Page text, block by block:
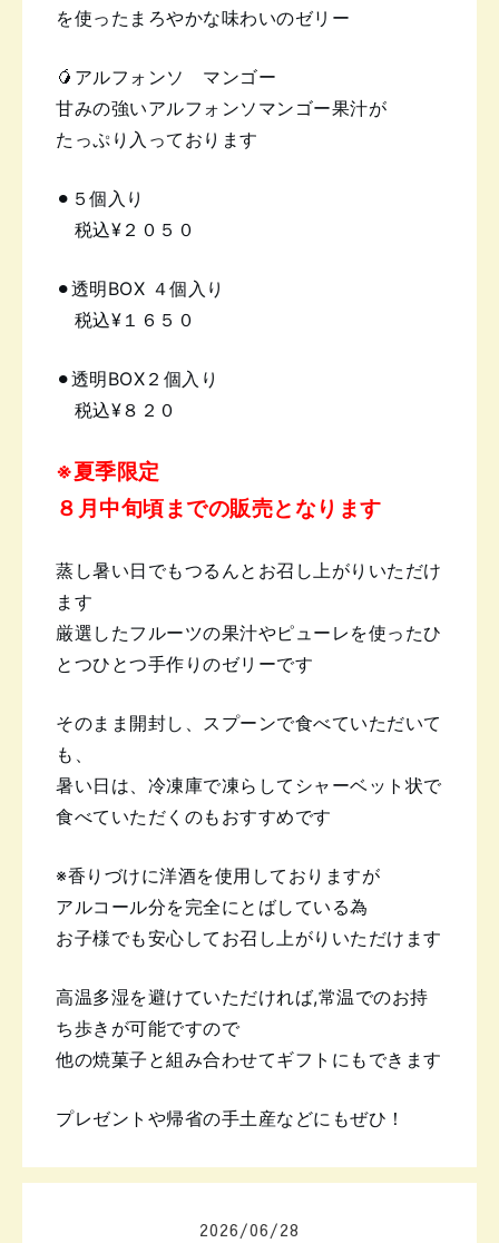
を使ったまろやかな味わいのゼリー
🥭アルフォンソ マンゴー
甘みの強いアルフォンソマンゴー果汁が
たっぷり入っております
⚫︎５個入り
税込¥２０５０
⚫︎透明BOX ４個入り
税込¥１６５０
⚫︎透明BOX２個入り
税込¥８２０
※夏季限定
８月中旬頃までの販売となります
蒸し暑い日でもつるんと お召し上がりいただけ
ます
厳選したフルーツの果汁やピューレを使ったひ
とつひとつ手作りのゼリーです
そのまま開封し、スプーンで食べていただいて
も、
暑い日は、冷凍庫で凍らしてシャーベット状で
食べていただくのもおすすめです
※香りづけに洋酒を使用しておりますが
アルコール分を完全にとばしている為
お子様でも安心してお召し上がりいただけます
高温多湿を避けていただければ,常温でのお持
ち歩きが可能ですので
他の焼菓子と組み合わせてギフトにもできます
プレゼントや帰省の手土産などにもぜひ！
2026/06/28